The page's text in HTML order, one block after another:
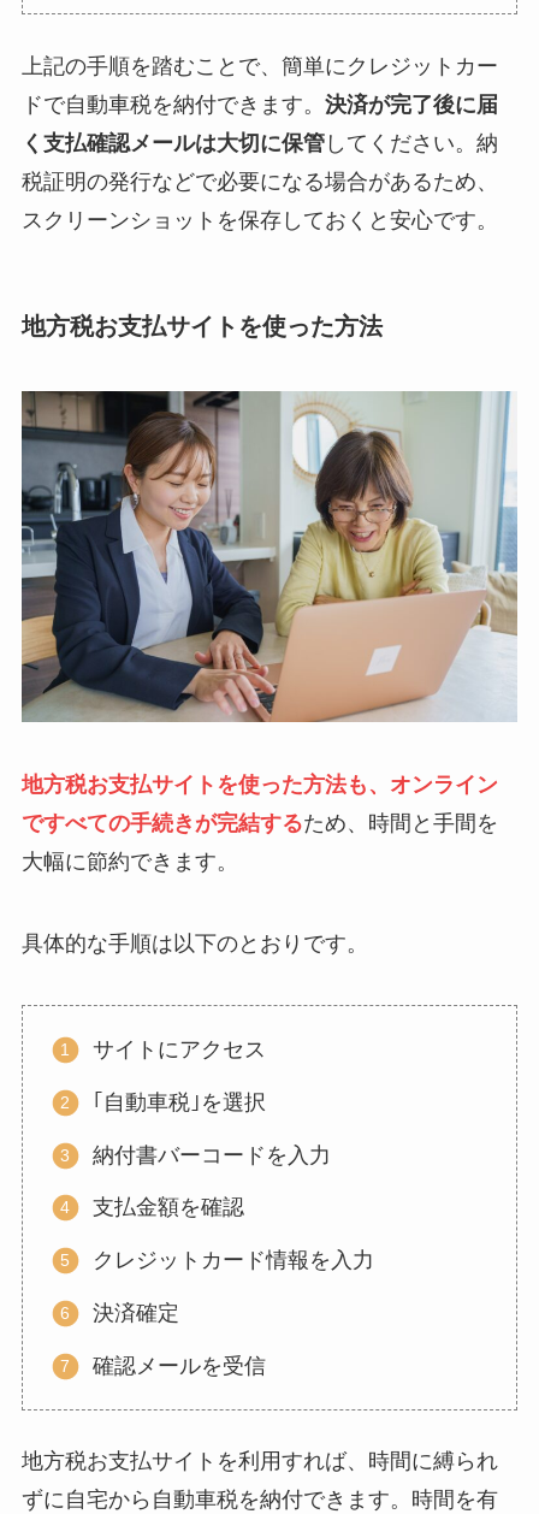
上記の手順を踏むことで、簡単にクレジットカー
ドで自動車税を納付できます。 決済が完了後に届
く支払確認メールは大切に保管してください。納
税証明の発行などで必要になる場合があるため、
スクリーンショットを保存しておくと安心です。
地方税お支払サイトを使った方法
地方税お支払サイトを使った方法も、オンライン
ですべての手続きが完結するため、時間と手間を
大幅に節約できます。
具体的な手順は以下のとおりです。
サイトにアクセス
｢自動車税｣を選択
納付書バーコードを入力
支払金額を確認
クレジットカード情報を入力
決済確定
確認メールを受信
地方税お支払サイトを利用すれば、時間に縛られ
ずに自宅から自動車税を納付できます。時間を有